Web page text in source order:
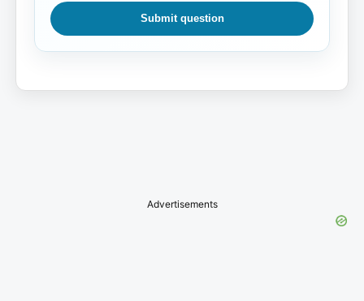
Submit question
Advertisements